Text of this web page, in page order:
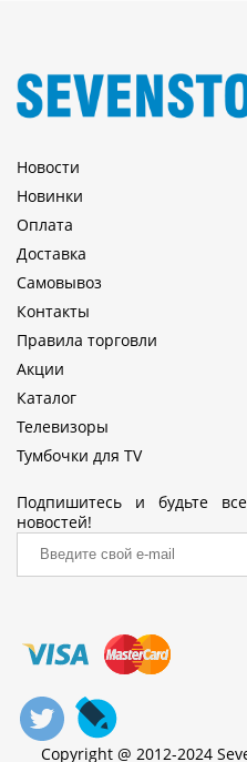
Новости
Новинки
Оплата
Доставка
Самовывоз
Контакты
Правила торговли
Акции
Каталог
Телевизоры
Тумбочки для TV
Подпишитесь и будьте
новостей!
Copyright @ 2012-2024